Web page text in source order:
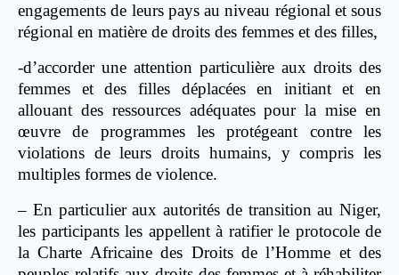
engagements de leurs pays au niveau régional et sous
régional en matière de droits des femmes et des filles,
-d’accorder une attention particulière aux droits des
femmes et des filles déplacées en initiant et en
allouant des ressources adéquates pour la mise en
œuvre de programmes les protégeant contre les
violations de leurs droits humains, y compris les
multiples formes de violence.
– En particulier aux autorités de transition au Niger,
les participants les appellent à ratifier le protocole de
la Charte Africaine des Droits de l’Homme et des